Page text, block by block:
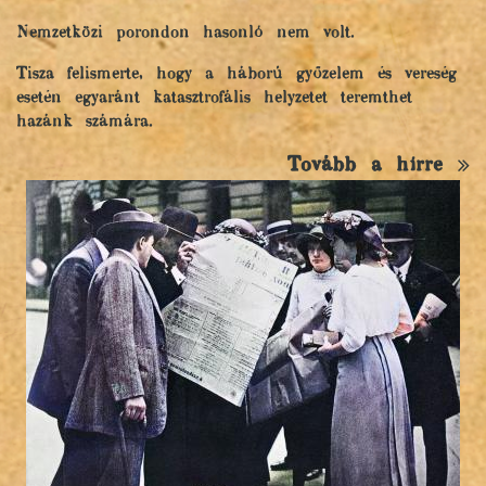
Nemzetközi porondon hasonló nem volt.
Tisza felismerte, hogy a háború győzelem és vereség
esetén egyaránt katasztrofális helyzetet teremthet
hazánk számára.
Tovább a hírre